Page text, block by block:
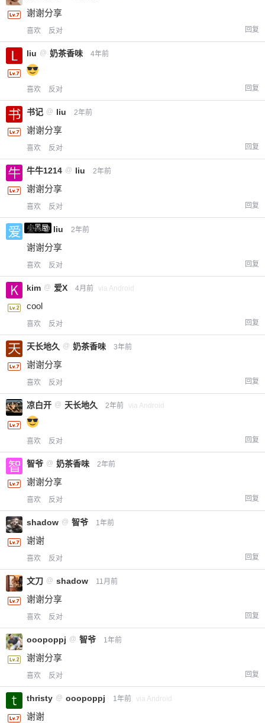
谢谢分享
喜欢 反对 回复
liu @ 奶茶香味 4年前
喜欢 反对 回复
书记 @ liu 2年前
谢谢分享
喜欢 反对 回复
牛牛1214 @ liu 2年前
谢谢分享
喜欢 反对 回复
小黑屋
爱X @ liu 2年前
谢谢分享
喜欢 反对 回复
kim @ 爱X 4月前 via Android
cool
喜欢 反对 回复
天长地久 @ 奶茶香味 3年前
谢谢分享
喜欢 反对 回复
凉白开 @ 天长地久 2年前 via Android
喜欢 反对 回复
智爷 @ 奶茶香味 2年前
谢谢分享
喜欢 反对 回复
shadow @ 智爷 1年前
谢谢
喜欢 反对 回复
文刀 @ shadow 11月前
谢谢分享
喜欢 反对 回复
ooopoppj @ 智爷 1年前
谢谢分享
喜欢 反对 回复
thristy @ ooopoppj 1年前 via Android
谢谢